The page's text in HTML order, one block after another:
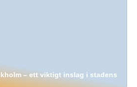
– ett viktigt inslag i stadens